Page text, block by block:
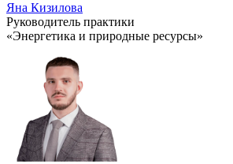
Яна Кизилова
Руководитель практики
«Энергетика и природные ресурсы»